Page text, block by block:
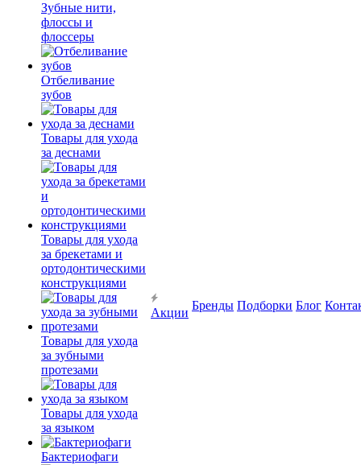
Зубные нити,
флоссы и
флоссеры
Отбеливание
зубов
Товары для ухода
за деснами
Товары для ухода
за брекетами и
ортодонтическими
конструкциями
Товары для ухода
за зубными
протезами
Товары для ухода
за языком
Бактериофаги
Акции
Бренды Подборки Блог